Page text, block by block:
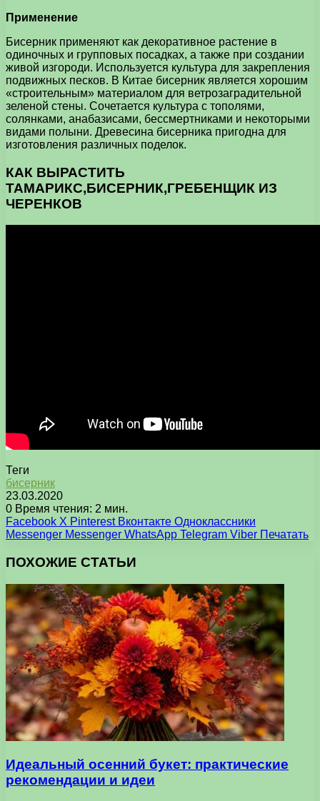
Применение
Бисерник применяют как декоративное растение в
одиночных и групповых посадках, а также при создании
живой изгороди. Используется культура для закрепления
подвижных песков. В Китае бисерник является хорошим
«строительным» материалом для ветрозаградительной
зеленой стены. Сочетается культура с тополями,
солянками, анабазисами, бессмертниками и некоторыми
видами полыни. Древесина бисерника пригодна для
изготовления различных поделок.
КАК ВЫРАСТИТЬ
ТАМАРИКС,БИСЕРНИК,ГРЕБЕНЩИК ИЗ
ЧЕРЕНКОВ
Теги
бисерник
23.03.2020
0 Время чтения: 2 мин.
Facebook X Pinterest Вконтакте Одноклассники
Messenger Messenger WhatsApp Telegram Viber Печатать
ПОХОЖИЕ СТАТЬИ
Идеальный осенний букет: практические
рекомендации и идеи